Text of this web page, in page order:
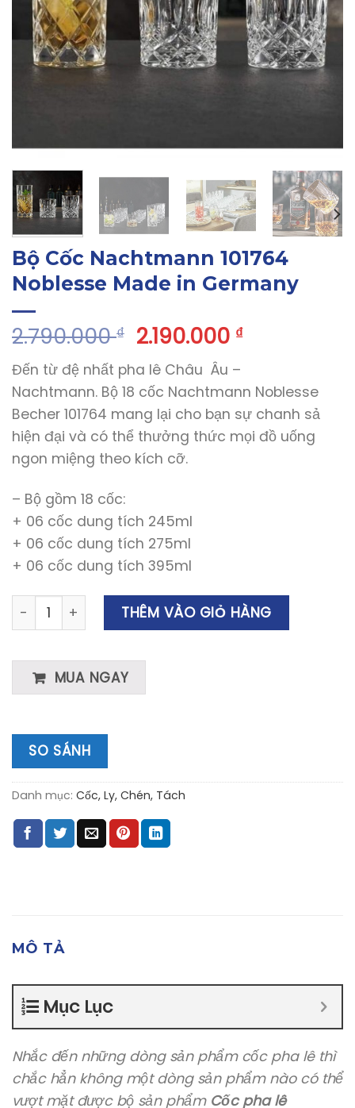
Bộ Cốc Nachtmann 101764
Noblesse Made in Germany
2.790.000₫ 2.190.000 ₫
Đến từ đệ nhất pha lê Châu Âu –
Nachtmann. Bộ 18 cốc Nachtmann Noblesse
Becher 101764 mang lại cho bạn sự chanh sả
hiện đại và có thể thưởng thức mọi đồ uống
ngon miệng theo kích cỡ.
– Bộ gồm 18 cốc:
+ 06 cốc dung tích 245ml
+ 06 cốc dung tích 275ml
+ 06 cốc dung tích 395ml
Bộ Cốc Nachtmann 101764 Noblesse Made in
THÊM VÀO GIỎ HÀNG
MUA NGAY
SO SÁNH
Danh mục: Cốc, Ly, Chén, Tách
MÔ TẢ
Mục Lục
Nhắc đến những dòng sản phẩm cốc pha lê thì
chắc hẳn không một dòng sản phẩm nào có thể
vượt mặt được bộ sản phẩm Cốc pha lê